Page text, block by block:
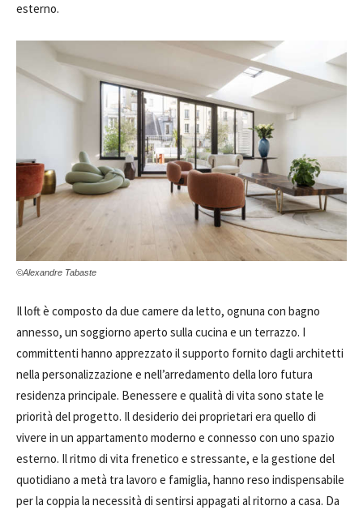
esterno.
©Alexandre Tabaste
Il loft è composto da due camere da letto, ognuna con bagno
annesso, un soggiorno aperto sulla cucina e un terrazzo. I
committenti hanno apprezzato il supporto fornito dagli architetti
nella personalizzazione e nell’arredamento della loro futura
residenza principale. Benessere e qualità di vita sono state le
priorità del progetto. Il desiderio dei proprietari era quello di
vivere in un appartamento moderno e connesso con uno spazio
esterno. Il ritmo di vita frenetico e stressante, e la gestione del
quotidiano a metà tra lavoro e famiglia, hanno reso indispensabile
per la coppia la necessità di sentirsi appagati al ritorno a casa. Da